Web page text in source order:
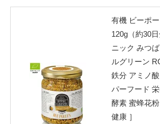
有機 ビーポ
120g（約30
ニック みつ
ルグリーン
鉄分 アミノ
パーフード
酵素 蜜蜂花
健康 ］